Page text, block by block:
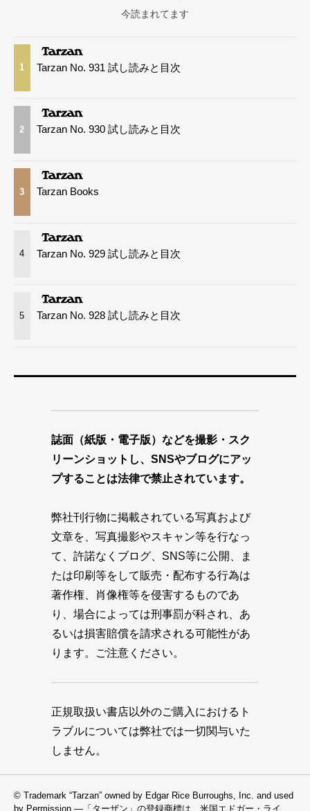
今読まれてます
1 Tarzan No. 931 試し読みと目次
2 Tarzan No. 930 試し読みと目次
3 Tarzan Books
4 Tarzan No. 929 試し読みと目次
5 Tarzan No. 928 試し読みと目次
誌面（紙版・電子版）などを撮影・スク
リーンショットし、SNSやブログにアッ
プすることは法律で禁止されています。
弊社刊行物に掲載されている写真および
文章を、写真撮影やスキャン等を行なっ
て、許諾なくブログ、SNS等に公開、ま
たは印刷等をして販売・配布する行為は
著作権、肖像権等を侵害するものであ
り、場合によっては刑事罰が科され、あ
るいは損害賠償を請求される可能性があ
ります。ご注意ください。
正規取扱い書店以外のご購入におけるト
ラブルについては弊社では一切関与いた
しません。
© Trademark “Tarzan” owned by Edgar Rice Burroughs, Inc. and used
by Permission —「ターザン」の登録商標は、米国エドガー・ライ